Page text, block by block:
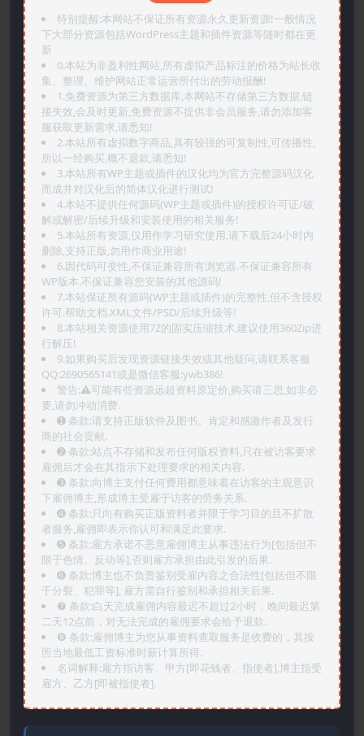
特别提醒:本网站不保证所有资源永久更新资源!一般情况
下大部分资源包括WordPress主题和插件资源等随时都在更
新
0.本站为非盈利性网站,所有虚拟产品标注的价格为站长收
集、整理、维护网站正常运营所付出的劳动报酬!
1.免费资源为第三方数据库,本网站不存储第三方数据,链
接失效,会及时更新,免费资源不提供非会员服务,请勿添加客
服获取更新需求,请悉知!
2.本站所有虚拟数字商品,具有较强的可复制性,可传播性,
所以一经购买,概不退款,请悉知!
3.本站所有WP主题或插件的汉化均为官方完整源码汉化
而成并对汉化后的简体汉化进行测试!
4.本站不提供任何源码(WP主题或插件)的授权许可证/破
解或解密/后续升级和安装使用的相关服务!
5.本站所有资源,仅用作学习研究使用,请下载后24小时内
删除,支持正版,勿用作商业用途!
6.因代码可变性,不保证兼容所有浏览器.不保证兼容所有
WP版本.不保证兼容您安装的其他源码!
7.本站保证所有源码(WP主题或插件)的完整性,但不含授权
许可.帮助文档.XML文件/PSD/后续升级等!
8.本站相关资源使用7Z的固实压缩技术,建议使用360Zip进
行解压!
9.如果购买后发现资源链接失效或其他疑问,请联系客服
QQ:2690565141或是微信客服:ywb386!
警告:⚠️可能有些资源远超资料原定价,购买请三思,如非必
要,请勿冲动消费.
➊️ 条款:请支持正版软件及图书。肯定和感激作者及发行
商的社会贡献.
➋️ 条款:站点不存储和发布任何版权资料,只在被访客要求
雇佣后才会在其指示下处理要求的相关内容.
➌️ 条款:向博主支付任何费用都意味着在访客的主观意识
下雇佣博主,形成博主受雇于访客的劳务关系.
➍️ 条款:只向有购买正版资料者并限于学习目的且不扩散
者服务,雇佣即表示你认可和满足此要求.
➎ 条款:雇方承诺不恶意雇佣博主从事违法行为[包括但不
限于色情、反动等],否则雇方承担由此引发的后果.
➏️ 条款:博主也不负责鉴别受雇内容之合法性[包括但不限
于分裂、犯罪等], 雇方需自行鉴别和承担相关后果.
❼ 条款:白天完成雇佣内容最迟不超过2小时，晚间最迟第
二天12点前，对无法完成的雇佣要求会给予退款.
❽ 条款:雇佣博主为您从事资料查取服务是收费的，其按
照当地最低工资标准时薪计算所得.
名词解释:雇方指访客、甲方[即花钱者、指使者],博主指受
雇方、乙方[即被指使者].